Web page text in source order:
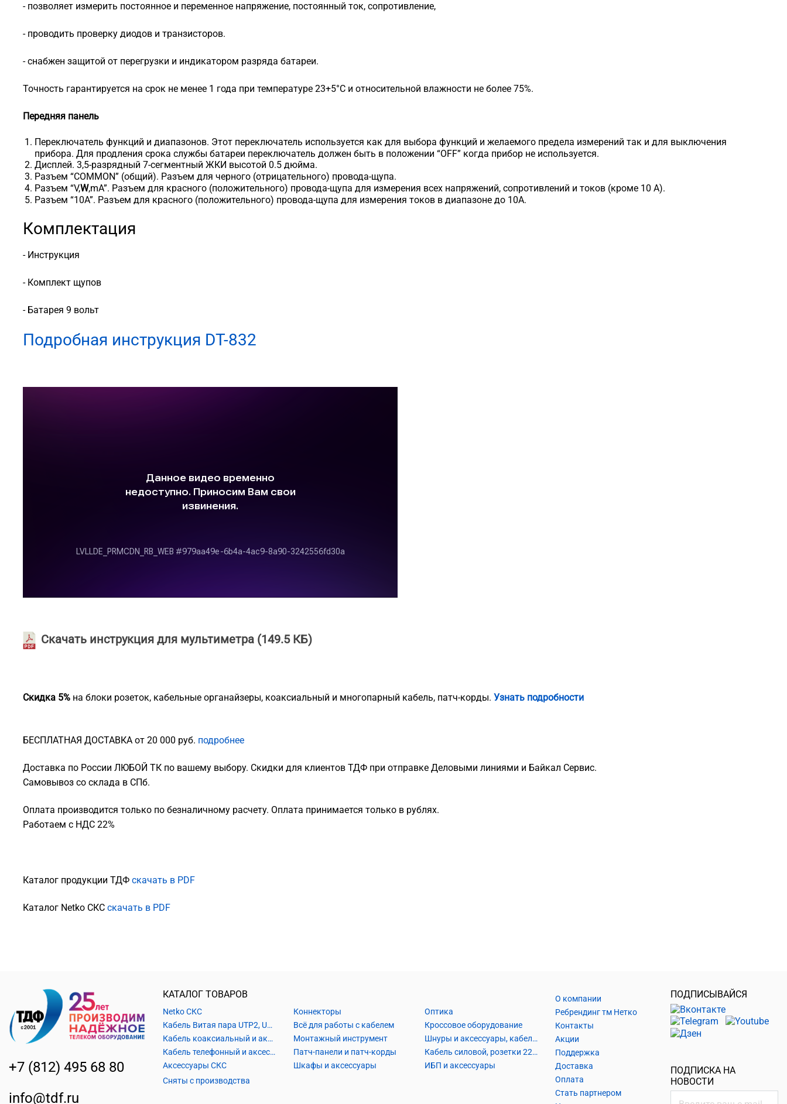
- позволяет измерить постоянное и переменное напряжение, постоянный ток, сопротивление,
- проводить проверку диодов и транзисторов.
- снабжен защитой от перегрузки и индикатором разряда батареи.
Точность гарантируется на срок не менее 1 года при температуре 23+5°С и относительной влажности не более 75%.
Передняя панель
Переключатель функций и диапазонов. Этот переключатель используется как для выбора функций и желаемого предела измерений так и для выключения
прибора. Для продления срока службы батареи переключатель должен быть в положении “OFF” когда прибор не используется.
Дисплей. 3,5-разрядный 7-сегментный ЖКИ высотой 0.5 дюйма.
Разъем “COMMON” (общий). Разъем для черного (отрицательного) провода-щупа.
Разъем “V,W,mA”. Разъем для красного (положительного) провода-щупа для измерения всех напряжений, сопротивлений и токов (кроме 10 А).
Разъем “10А”. Разъем для красного (положительного) провода-щупа для измерения токов в диапазоне до 10А.
Комплектация
- Инструкция
- Комплект щупов
- Батарея 9 вольт
Подробная инструкция DT-832
Скачать инструкция для мультиметра (149.5 КБ)
Скидка 5% на блоки розеток, кабельные органайзеры, коаксиальный и многопарный кабель, патч-корды. Узнать подробности
БЕСПЛАТНАЯ ДОСТАВКА от 20 000 руб. подробнее
Доставка по России ЛЮБОЙ ТК по вашему выбору. Скидки для клиентов ТДФ при отправке Деловыми линиями и Байкал Сервис.
Самовывоз со склада в СПб.
Оплата производится только по безналичному расчету. Оплата принимается только в рублях.
Работаем с НДС 22%
Каталог продукции ТДФ скачать в PDF
Каталог Netko СКС скачать в PDF
+7 (812) 495 68 80
info@tdf.ru
КАТАЛОГ ТОВАРОВ
Netko СКС
Кабель Витая пара UTP2, UTP4, FTP2, FTP4
Кабель коаксиальный и аксессуары
Кабель телефонный и аксессуары
Аксессуары СКС
Коннекторы
Всё для работы с кабелем
Монтажный инструмент
Патч-панели и патч-корды
Шкафы и аксессуары
Оптика
Кроссовое оборудование
Шнуры и аксессуары, кабельные наконечники
Кабель силовой, розетки 220В, выключатели 220В, сетевые фильтры
ИБП и аксессуары
Сняты с производства
О компании
Ребрендинг тм Нетко
Контакты
Акции
Поддержка
Доставка
Оплата
Стать партнером
ПОДПИСЫВАЙСЯ
ПОДПИСКА НА
НОВОСТИ